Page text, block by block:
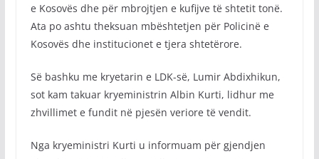
e Kosovës dhe për mbrojtjen e kufijve të shtetit tonë.
Ata po ashtu theksuan mbështetjen për Policinë e
Kosovës dhe institucionet e tjera shtetërore.
Së bashku me kryetarin e LDK-së, Lumir Abdixhikun,
sot kam takuar kryeministrin Albin Kurti, lidhur me
zhvillimet e fundit në pjesën veriore të vendit.
Nga kryeministri Kurti u informuam për gjendjen